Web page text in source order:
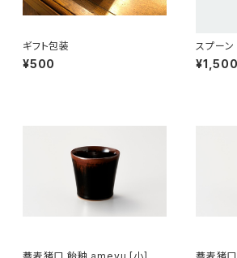
ギフト包装
¥500
スプーン
¥1,500